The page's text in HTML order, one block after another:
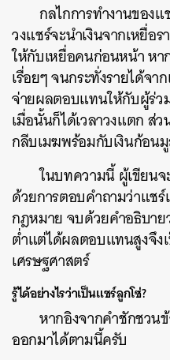
กลไกการทำงานของ
วงแชร์จะนำเงินจากเหยื่
ให้กับเหยื่อคนก่อนหน้า หา
เรื่อยๆ จนกระทั่งรายได้จ
จ่ายผลตอบแทนให้กับผู้ร่
เมื่อนั้นก็ได้เวลาวงแตก ส่
กลีบเมฆพร้อมกับเงินก้อน
ในบทความนี้ ผู้เขียน
ด้วยการตอบคำถามว่าแช
กฎหมาย จบด้วยคำอธิบาย
ต่ำแต่ได้ผลตอบแทนสูงจึง
เศรษฐศาสตร์
รู้ได้อย่างไรว่าเป็นแชร์ลูกโซ่?
หากอิงจากคำชักชวน
ออกมาได้ตามนี้ครับ